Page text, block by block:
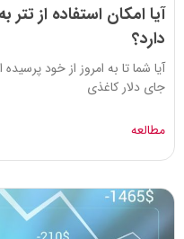
آیا امکان استفاده از
دارد؟
آیا شما تا به امروز از خود پرسیده
جای دلار کاغذی
مطالعه